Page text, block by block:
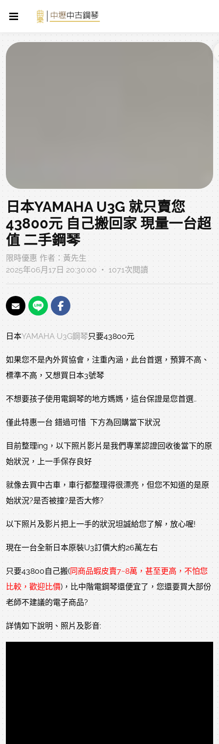
日本YAMAHA U3G 就只賣您
43800元 自己搬回家 現量一台超
值 二手鋼琴
限時優惠 作者：黃先生
2025年06月17日 20:30:00 ‧ 1071次閱讀
日本YAMAHA U3G鋼琴只要43800元
如果您不是內外貿協會，注重內涵，此台首選，預算不高、
標準不高，又想買日本3號琴
不想要孩子使用電鋼琴的地方媽媽，這台保證是您首選..
僅此特惠一台 錯過可惜 下方為回購當下狀況
目前整理ing，以下照片影片是我們專業認證回收後當下的原
始狀況，上一手保存良好
就像去買中古車，車行都整理得很漂亮，但您不知道的是原
始狀況?是否被撞?是否大修?
以下照片及影片把上一手的狀況坦誠給您了解，放心喔!
現在一台全新日本原裝U3訂價大約26萬左右
只要43800自己搬(同商品蝦皮賣7~8萬，甚至更高，不怕您
比較，歡迎比價)，比中階電鋼琴還便宜了，您還要買大部份
老師不建議的電子商品?
詳情如下說明、照片及影音: